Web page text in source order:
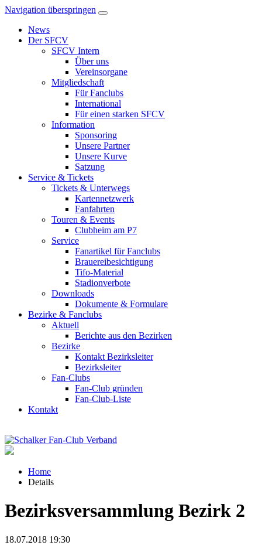
Navigation überspringen
News
Der SFCV
SFCV Intern
Über uns
Vereinsorgane
Mitgliedschaft
Für Fanclubs
International
Für einen starken SFCV
Information
Sponsoring
Unsere Partner
Unsere Kurve
Satzung
Service & Tickets
Tickets & Unterwegs
Kartennetzwerk
Fanfahrten
Touren & Events
Clubheim am P7
Service
Fanartikel für Fanclubs
Brauereibesichtigung
Tifo-Material
Stadionverbote
Downloads
Dokumente & Formulare
Bezirke & Fanclubs
Aktuell
Berichte aus den Bezirken
Bezirke
Kontakt Bezirksleiter
Bezirksleiter
Fan-Clubs
Fan-Club gründen
Fan-Club-Liste
Kontakt
Home
Details
Bezirksversammlung Bezirk 2
18.07.2018 19:30